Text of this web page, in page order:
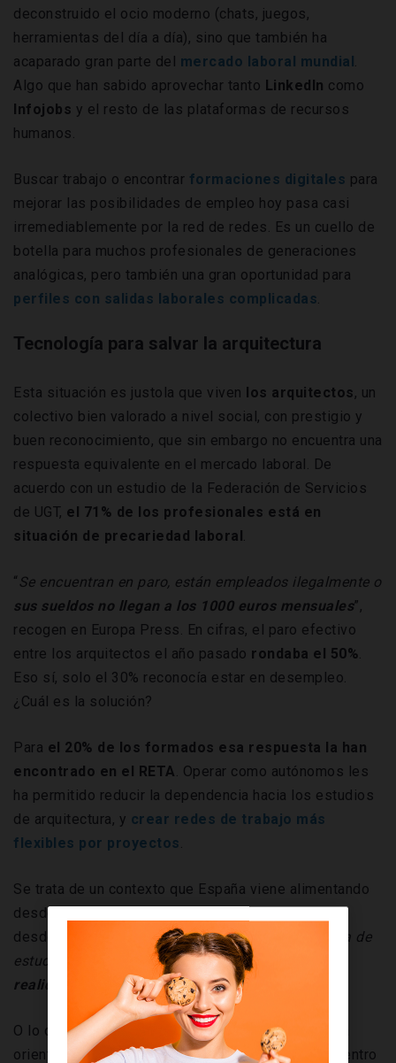
deconstruido el ocio moderno (chats, juegos,
herramientas del día a día), sino que también ha
acaparado gran parte del mercado laboral mundial .
Algo que han sabido aprovechar tanto LinkedIn como
Infojobs y el resto de las plataformas de recursos
humanos.
Buscar trabajo o encontrar formaciones digitales para
mejorar las posibilidades de empleo hoy pasa casi
irremediablemente por la red de redes. Es un cuello de
botella para muchos profesionales de generaciones
analógicas, pero también una gran oportunidad para
perfiles con salidas laborales complicadas.
Tecnología para salvar la arquitectura
Esta situación es justola que viven los arquitectos, un
colectivo bien valorado a nivel social, con prestigio y
buen reconocimiento, que sin embargo no encuentra una
respuesta equivalente en el mercado laboral. De
acuerdo con un estudio de la Federación de Servicios
de UGT, el 71% de los profesionales está en
situación de precariedad laboral .
“ Se encuentran en paro, están empleados ilegalmente o
sus sueldos no llegan a los 1000 euros mensuales”,
recogen en Europa Press. En cifras, el paro efectivo
entre los arquitectos el año pasado rondaba el 50%.
Eso sí, solo el 30% reconocía estar en desempleo.
¿Cuál es la solución?
Para el 20% de los formados esa respuesta la han
encontrado en el RETA. Operar como autónomos les
ha permitido reducir la dependencia hacia los estudios
de arquitectura, y crear redes de trabajo más
flexibles por proyectos.
Se trata de un contexto que España viene alimentando
desde hace ya bastantes años. Tal y como señalan
desde el medio especializado Vilssa, “
el programa de
estudios universitarioses inflexible y ajeno a la
realidad del mercado”.
O lo que es lo mismo, ofrece a los estudiantes una
orientación monoteista liderada por la profesión dentro